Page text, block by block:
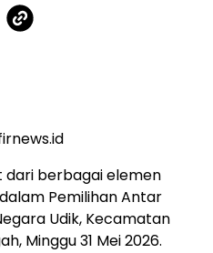
dari berbagai elemen
Pemilihan Antar
Udik, Kecamatan
Minggu 31 Mei 2026.